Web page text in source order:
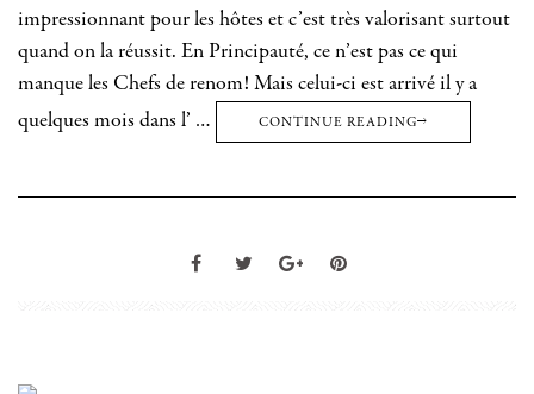
impressionnant pour les hôtes et c’est très valorisant surtout
quand on la réussit. En Principauté, ce n’est pas ce qui
manque les Chefs de renom! Mais celui-ci est arrivé il y a
quelques mois dans l’ …
CONTINUE READING